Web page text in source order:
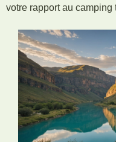
votre rapport au camping